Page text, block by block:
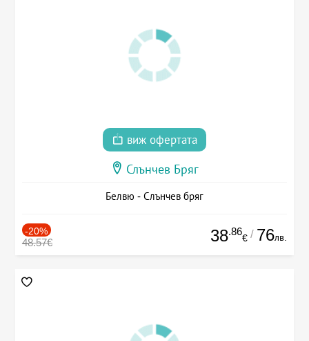
виж офертата
Слънчев Бряг
Белвю - Слънчев бряг
-20%
48.57€ 38.86
€ / 76лв.